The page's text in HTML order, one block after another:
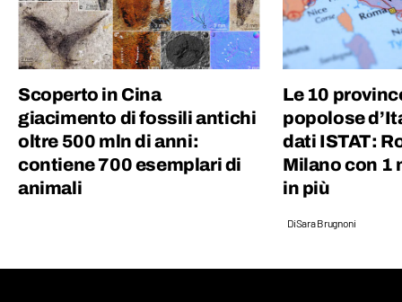
Scoperto in Cina
giacimento di fossili antichi
oltre 500 mln di anni:
contiene 700 esemplari di
animali
Le 10
popolose
dati ISTAT:
Milano con 1
in più
DiSara Brugnoni